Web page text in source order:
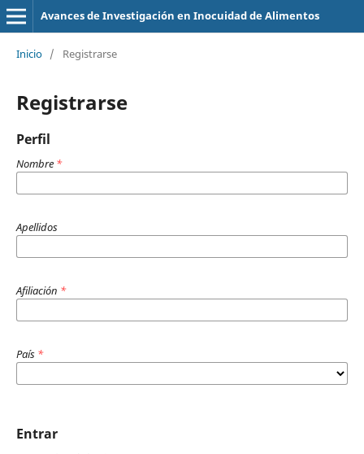
Avances de Investigación en Inocuidad de Alimentos
Inicio / Registrarse
Registrarse
Perfil
Nombre *
Apellidos
Afiliación *
País *
Entrar